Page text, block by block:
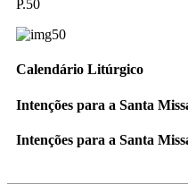
P.50
Calendário Litúrgico
Intenções para a Santa
Intenções para a Santa